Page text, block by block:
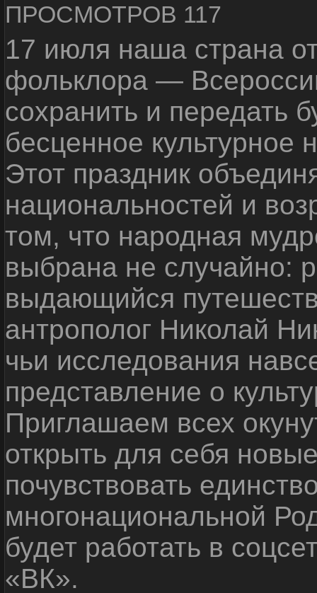
ПРОСМОТРОВ 117
17 июля наша страна
фольклора —
сохранить и передать
бесценное культурное
Этот праздник
национальностей и
том, что народная
выбрана не случайно:
выдающийся
антрополог Николай
чьи исследования
представление о
Приглашаем всех
открыть для себя
почувствовать
многонациональной
будет работать в
«ВК».